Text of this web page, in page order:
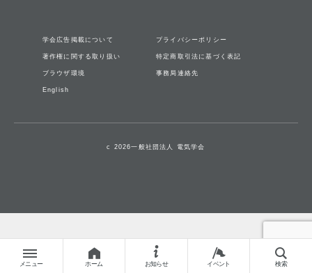
メニュー ホーム お知らせ イベント 検索
学会広告掲載について プライバシーポリシー
著作権に関する取り扱い 特定商取引法に基づく表記
ブラウザ環境 事務局連絡先
English
c 2026一般社団法人 電気学会